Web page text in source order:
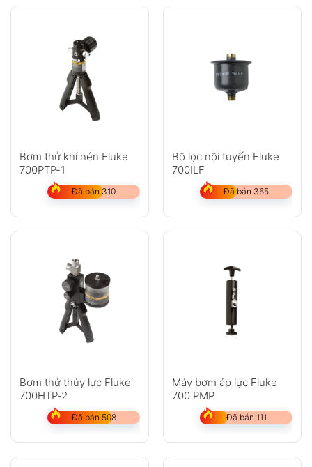
Bơm thử khí nén Fluke
700PTP-1
Đã bán 310
Bộ lọc nội tuyến Fluke
700ILF
Đã bán 365
Bơm thử thủy lực Fluke
700HTP-2
Đã bán 508
Máy bơm áp lực Fluke
700 PMP
Đã bán 111